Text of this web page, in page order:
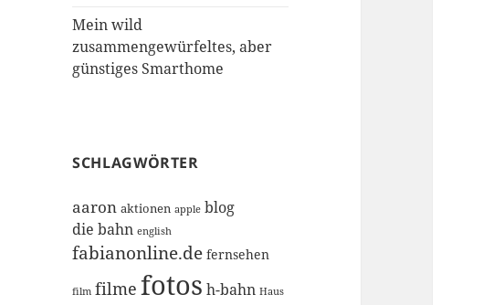
Mein wild
zusammengewürfeltes, aber
günstiges Smarthome
SCHLAGWÖRTER
aaron aktionen apple blog
die bahn english
fabianonline.de fernsehen
film filme fotos h-bahn Haus